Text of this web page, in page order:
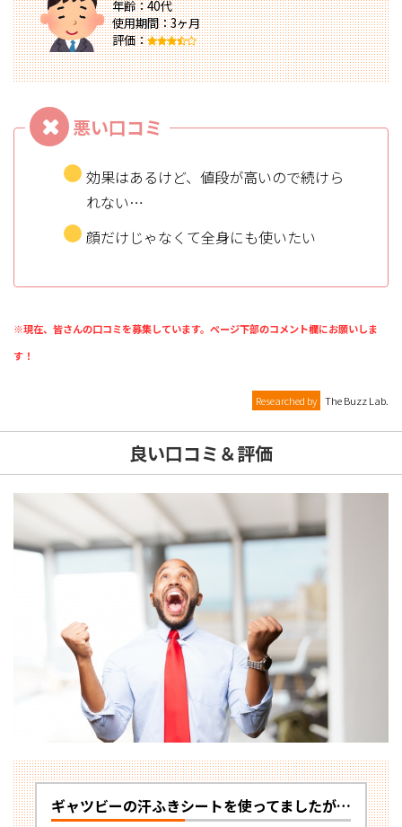
年齢：40代
使用期間：3ヶ月
評価：
効果はあるけど、値段が高いので続けら
れない…
顔だけじゃなくて全身にも使いたい
※現在、皆さんの口コミを募集しています。ページ下部のコメント欄にお願いしま
す！
Researched by The Buzz Lab.
良い口コミ＆評価
ギャツビーの汗ふきシートを使ってましたが…